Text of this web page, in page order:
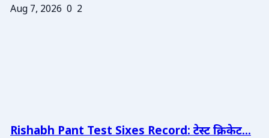
Aug 7, 2026 0 2
Rishabh Pant Test Sixes Record: टेस्ट क्रिकेट...